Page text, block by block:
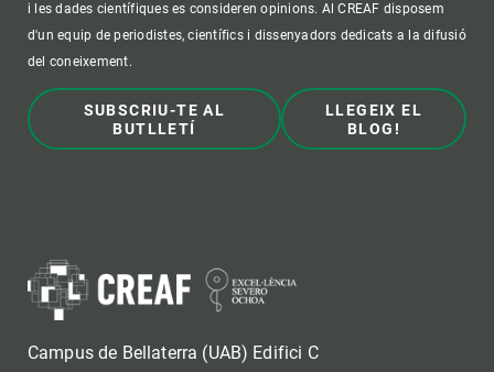
i les dades científiques es consideren opinions. Al CREAF disposem
d'un equip de periodistes, científics i dissenyadors dedicats a la difusió
del coneixement.
SUBSCRIU-TE AL
BUTLLETÍ
LLEGEIX EL
BLOG!
Campus de Bellaterra (UAB) Edifici C